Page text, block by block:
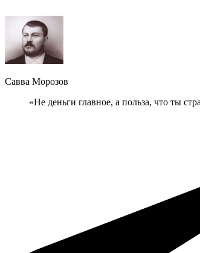
Савва Морозов
«Не деньги главное, а польза, что ты